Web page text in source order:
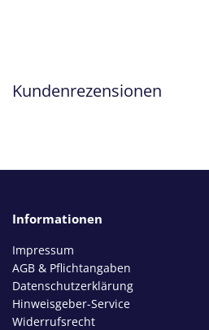
Kundenrezensionen
Informationen
Impressum
AGB & Pflichtangaben
Datenschutzerklärung
Hinweisgeber-Service
Widerrufsrecht